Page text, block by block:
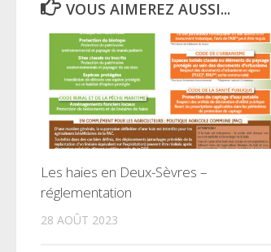
VOUS AIMEREZ AUSSI...
Les haies en Deux-Sèvres –
réglementation
28 AOÛT 2023